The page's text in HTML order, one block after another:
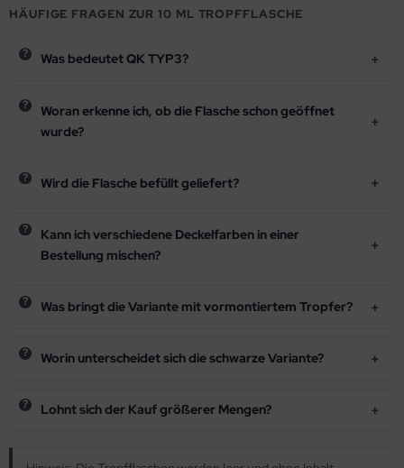
HÄUFIGE FRAGEN ZUR 10 ML TROPFFLASCHE
Was bedeutet QK TYP3?
Woran erkenne ich, ob die Flasche schon geöffnet
wurde?
Wird die Flasche befüllt geliefert?
Kann ich verschiedene Deckelfarben in einer
Bestellung mischen?
Was bringt die Variante mit vormontiertem Tropfer?
Worin unterscheidet sich die schwarze Variante?
Lohnt sich der Kauf größerer Mengen?